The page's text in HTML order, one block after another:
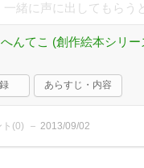
緒に声に出してもらう
んてこ (創作絵本シリー
あらすじ・内容
ト(0) 2013/09/02